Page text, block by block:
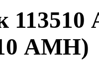
АМН)